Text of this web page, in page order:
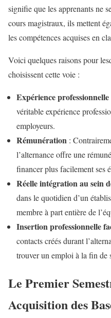
signifie que les apprenants ne
cours magistraux, ils mettent
les compétences acquises en
Voici quelques raisons pour
choisissent cette voie :
Expérience professionnelle
véritable expérience
employeurs.
Rémunération :
l’alternance offre une
financer plus facilement ses
Réelle intégration au sein
dans le quotidien d’un
membre à part entière de
Insertion professionnelle
contacts créés durant
trouver un emploi à la fin de
Le Premier
Acquisition des